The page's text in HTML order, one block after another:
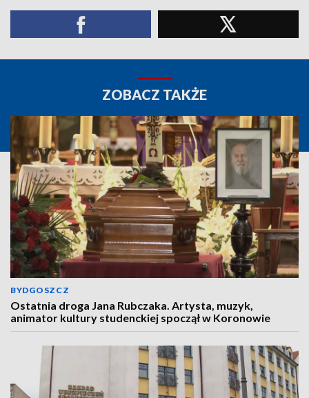
ZOBACZ TAKŻE
BYDGOSZCZ
Ostatnia droga Jana Rubczaka. Artysta, muzyk,
animator kultury studenckiej spoczął w Koronowie